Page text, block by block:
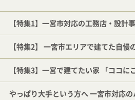
【特集1】一宮市対応の工務店・設計
【特集2】 一宮市エリアで建てた自
【特集3】一宮で建てたい家 「ココに
やっぱり大手という方へ 一宮市対応